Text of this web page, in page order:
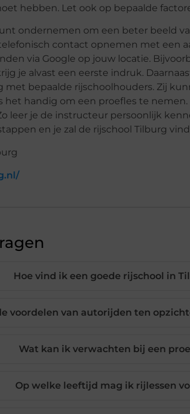
hebben. Let ook op bepaalde
ondernemen om een beter beeld
contact opnemen met een
via Google op jouw locatie.
je alvast een eerste indruk.
met bepaalde rijschoolhouders. Zij
het handig om een proefles te
leer je de instructeur persoonlijk
en je zal de rijschool Tilburg
Hoe vind ik een goede rijschool in
voordelen van autorijden ten
Wat kan ik verwachten bij een
Op welke leeftijd mag ik rijlessen